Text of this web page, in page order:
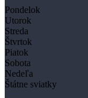
Pondelok
Utorok
Streda
Štvrtok
Piatok
Sobota
Nedeľa
Štátne sviatky